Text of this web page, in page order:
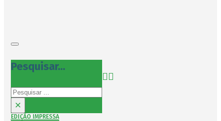
Pesquisar...
Pesquisar
×
EDIÇÃO IMPRESSA